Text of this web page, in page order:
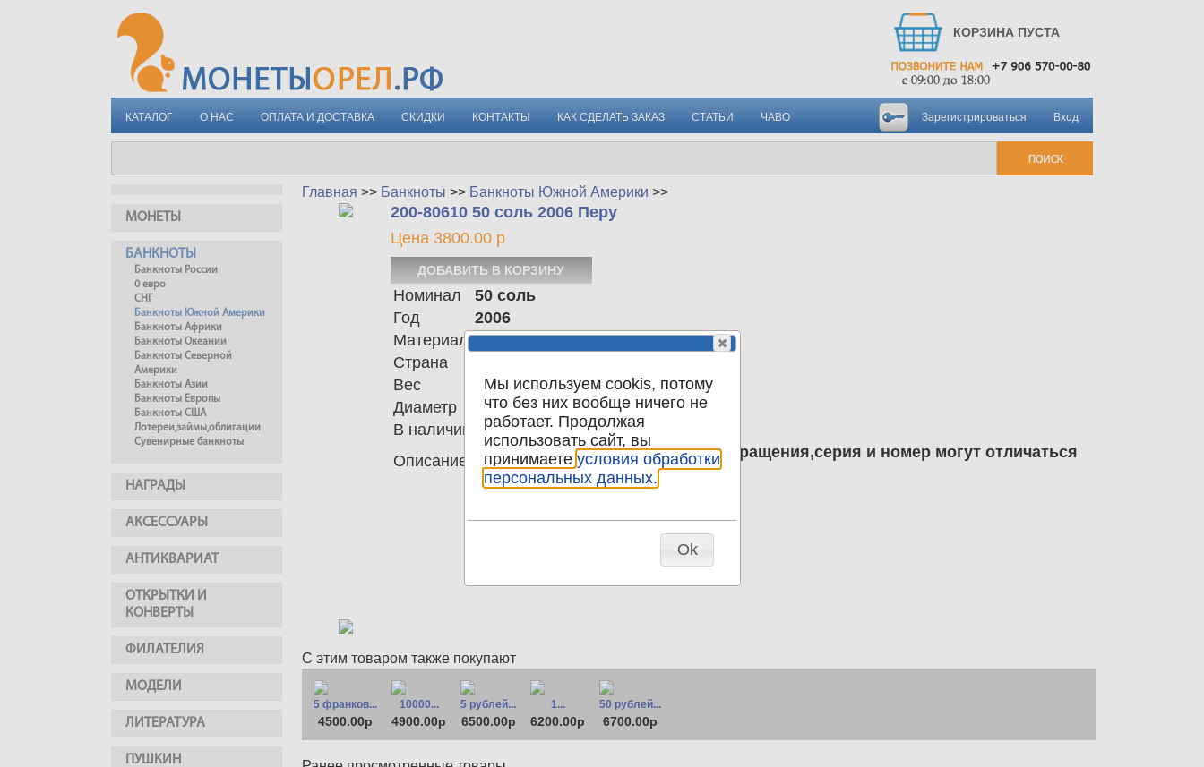
КОРЗИНА ПУСТА
КАТАЛОГ О НАС ОПЛАТА И ДОСТАВКА СКИДКИ КОНТАКТЫ КАК СДЕЛАТЬ ЗАКАЗ СТАТЬИ ЧАВО Вход
Зарегистрироваться
МОНЕТЫ
БАНКНОТЫ
Банкноты России
0 евро
СНГ
Банкноты Южной Америки
Банкноты Африки
Банкноты Океании
Банкноты Северной
Америки
Банкноты Азии
Банкноты Европы
Банкноты США
Лотереи,займы,облигации
Сувенирные банкноты
НАГРАДЫ
АКСЕССУАРЫ
АНТИКВАРИАТ
ОТКРЫТКИ И
КОНВЕРТЫ
ФИЛАТЕЛИЯ
МОДЕЛИ
ЛИТЕРАТУРА
ПУШКИН
Главная >> Банкноты >> Банкноты Южной Америки >>
200-80610 50 соль 2006 Перу
Цена 3800.00 р
Номинал
50 соль
Год
2006
Материал
Страна
Вес
0.00
Диаметр
0.00
В наличии
Описание
50 соль 2006 Перу Без следов обращения,серия и номер могут отличаться
от фото
С этим товаром также покупают
5 франков...
4500.00р
10000...
4900.00р
5 рублей...
6500.00р
1...
6200.00р
50 рублей...
6700.00р
Мы используем cookis, потому
что без них вообще ничего не
работает. Продолжая
использовать сайт, вы
принимаете условия обработки
персональных данных.
Ok